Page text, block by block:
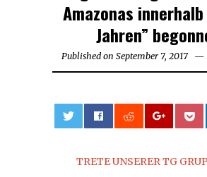
Amazonas
Jahren”
Published on September 7, 2017
TRETE UNSERER TG